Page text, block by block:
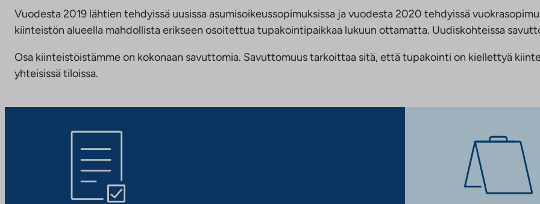
Vuodesta 2019 lähtien tehdyissä uusissa asumisoikeussopimuksissa ja vuodesta 2020 tehdyissä
kiinteistön alueella mahdollista erikseen osoitettua tupakointipaikkaa lukuun ottamatta. Uudiskohteissa
Osa kiinteistöistämme on kokonaan savuttomia. Savuttomuus tarkoittaa sitä, että tupakointi on kiellettyä
yhteisissä tiloissa.